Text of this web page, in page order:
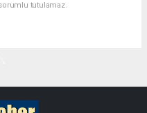
tutulamaz.